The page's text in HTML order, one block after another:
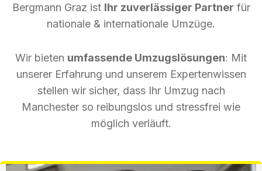
Bergmann Graz ist Ihr zuverlässiger Partner für
nationale & internationale Umzüge.
Wir bieten umfassende Umzugslösungen: Mit
unserer Erfahrung und unserem Expertenwissen
stellen wir sicher, dass Ihr Umzug nach
Manchester so reibungslos und stressfrei wie
möglich verläuft.